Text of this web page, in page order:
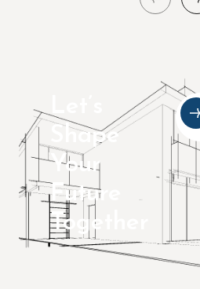
Shape
Your
Future
Together